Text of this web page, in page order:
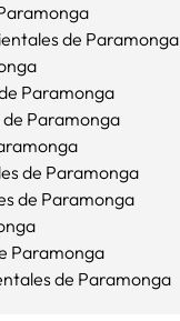
de Paramonga
Paramonga
Paramonga
de Paramonga
de Paramonga
Paramonga
de Paramonga